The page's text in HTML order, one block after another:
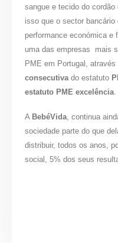
sangue e tecido do
isso que o sector bancário
performance económica e
uma das empresas mais
PME em Portugal,
consecutiva do estatuto
estatuto PME excelência
A BebéVida, continua
sociedade parte do que
distribuir, todos os anos,
social, 5% dos seus